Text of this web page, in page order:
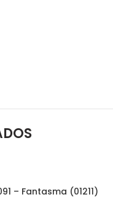
– Fantasma (01211)